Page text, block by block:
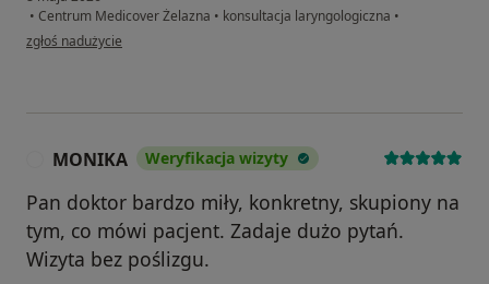
• Centrum Medicover Żelazna • konsultacja laryngologiczna •
w opinii użytkownika Paweł
zgłoś nadużycie
MONIKA Weryfikacja wizyty
Pan doktor bardzo miły, konkretny, skupiony na
tym, co mówi pacjent. Zadaje dużo pytań.
Wizyta bez poślizgu.